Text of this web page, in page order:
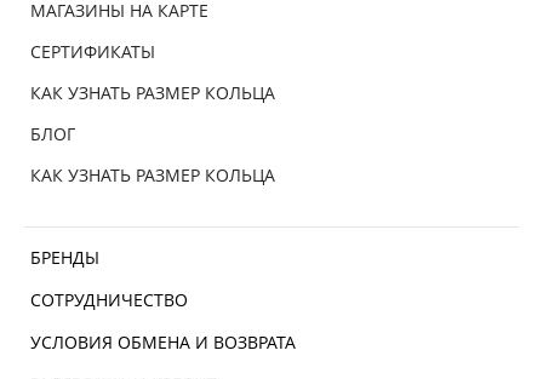
МАГАЗИНЫ НА КАРТЕ
СЕРТИФИКАТЫ
КАК УЗНАТЬ РАЗМЕР КОЛЬЦА
БЛОГ
КАК УЗНАТЬ РАЗМЕР КОЛЬЦА
БРЕНДЫ
СОТРУДНИЧЕСТВО
УСЛОВИЯ ОБМЕНА И ВОЗВРАТА